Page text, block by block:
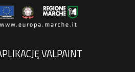
VALPAINT